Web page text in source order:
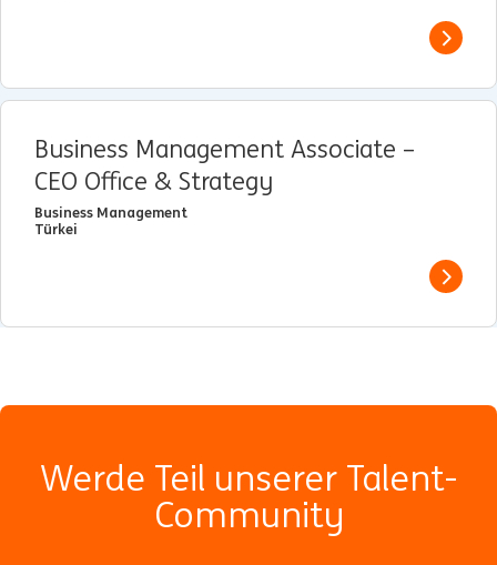
View
Business Management Associate –
CEO Office & Strategy
Business Management
Türkei
View
Werde Teil unserer Talent-
Community